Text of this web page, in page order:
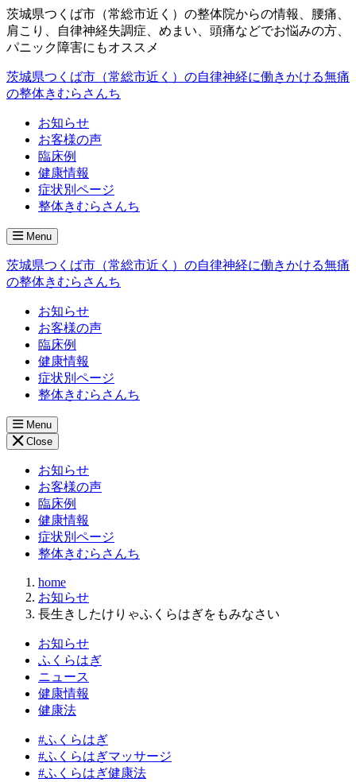
茨城県つくば市（常総市近く）の整体院からの情報、腰痛、
肩こり、自律神経失調症、めまい、頭痛などでお悩みの方、
パニック障害にもオススメ
茨城県つくば市（常総市近く）の自律神経に働きかける無痛
の整体きむらさんち
お知らせ
お客様の声
臨床例
健康情報
症状別ページ
整体きむらさんち
Menu
茨城県つくば市（常総市近く）の自律神経に働きかける無痛
の整体きむらさんち
お知らせ
お客様の声
臨床例
健康情報
症状別ページ
整体きむらさんち
Menu
Close
お知らせ
お客様の声
臨床例
健康情報
症状別ページ
整体きむらさんち
home
お知らせ
長生きしたけりゃふくらはぎをもみなさい
お知らせ
ふくらはぎ
ニュース
健康情報
健康法
#ふくらはぎ
#ふくらはぎマッサージ
#ふくらはぎ健康法